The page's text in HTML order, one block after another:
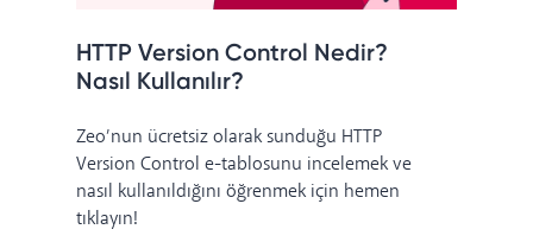
HTTP Version Control Nedir?
Nasıl Kullanılır?
Zeo’nun ücretsiz olarak sunduğu HTTP
Version Control e-tablosunu incelemek ve
nasıl kullanıldığını öğrenmek için hemen
tıklayın!